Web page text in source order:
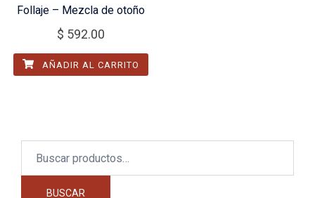
Follaje – Mezcla de otoño
$ 592.00
AÑADIR AL CARRITO
BUSCAR